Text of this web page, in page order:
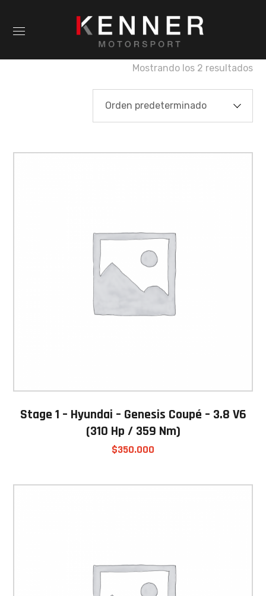
Mostrando los 2 resultados
Stage 1 – Hyundai – Genesis Coupé – 3.8 V6
(310 Hp / 359 Nm)
$350.000